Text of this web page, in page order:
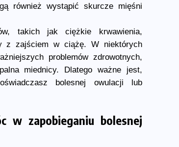
również wystąpić skurcze mięśni
takich jak ciężkie krwawienia,
z zajściem w ciążę. W niektórych
problemów zdrowotnych,
miednicy. Dlatego ważne jest,
bolesnej owulacji lub
w zapobieganiu bolesnej